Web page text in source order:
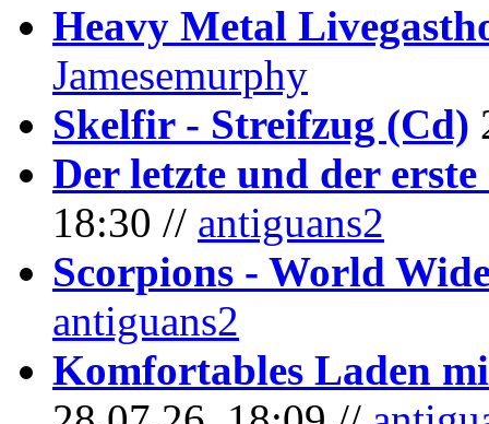
Heavy Metal
Jamesemurphy
Skelfir - Streifzug (Cd)
Der letzte und der erste
18:30 // antiguans2
Scorpions - World
antiguans2
Komfortables Laden